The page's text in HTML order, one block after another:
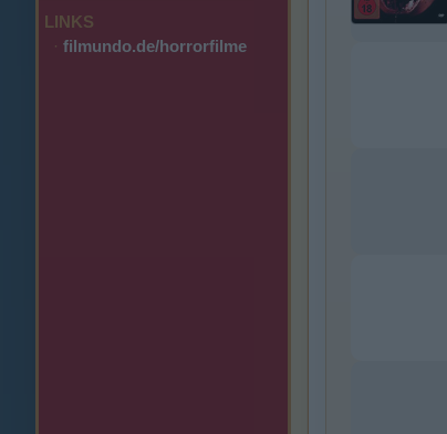
LINKS
· filmundo.de/horrorfilme